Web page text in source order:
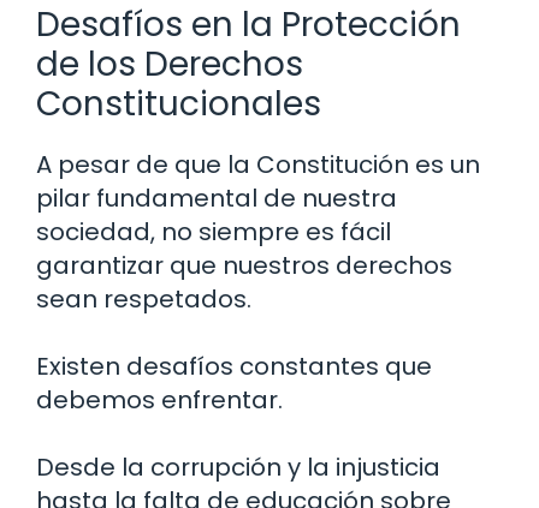
Desafíos en la Protección
de los Derechos
Constitucionales
A pesar de que la Constitución es un
pilar fundamental de nuestra
sociedad, no siempre es fácil
garantizar que nuestros derechos
sean respetados.
Existen desafíos constantes que
debemos enfrentar.
Desde la corrupción y la injusticia
hasta la falta de educación sobre